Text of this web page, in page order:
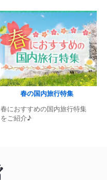
春の国内旅行特集
春におすすめの国内旅行特集
をご紹介♪